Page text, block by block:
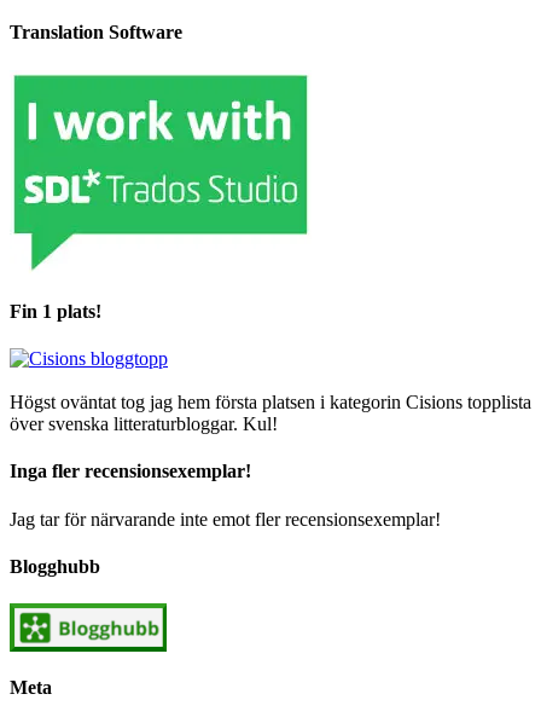
Translation Software
Fin 1 plats!
Högst oväntat tog jag hem första platsen i kategorin Cisions topplista
över svenska litteraturbloggar. Kul!
Inga fler recensionsexemplar!
Jag tar för närvarande inte emot fler recensionsexemplar!
Blogghubb
Meta